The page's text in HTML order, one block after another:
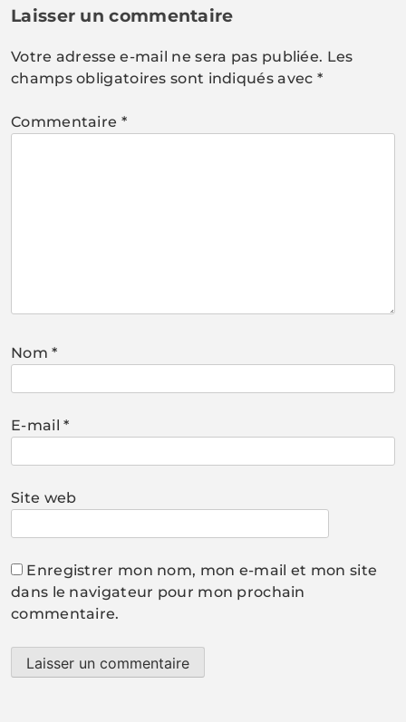
l’article
Laisser un commentaire
Votre adresse e-mail ne sera pas publiée. Les
champs obligatoires sont indiqués avec *
Commentaire *
Nom*
E-mail*
Site web
Enregistrer mon nom, mon e-mail et mon site
dans le navigateur pour mon prochain
commentaire.